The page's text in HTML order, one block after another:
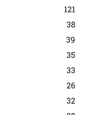
121
38
39
35
33
26
32